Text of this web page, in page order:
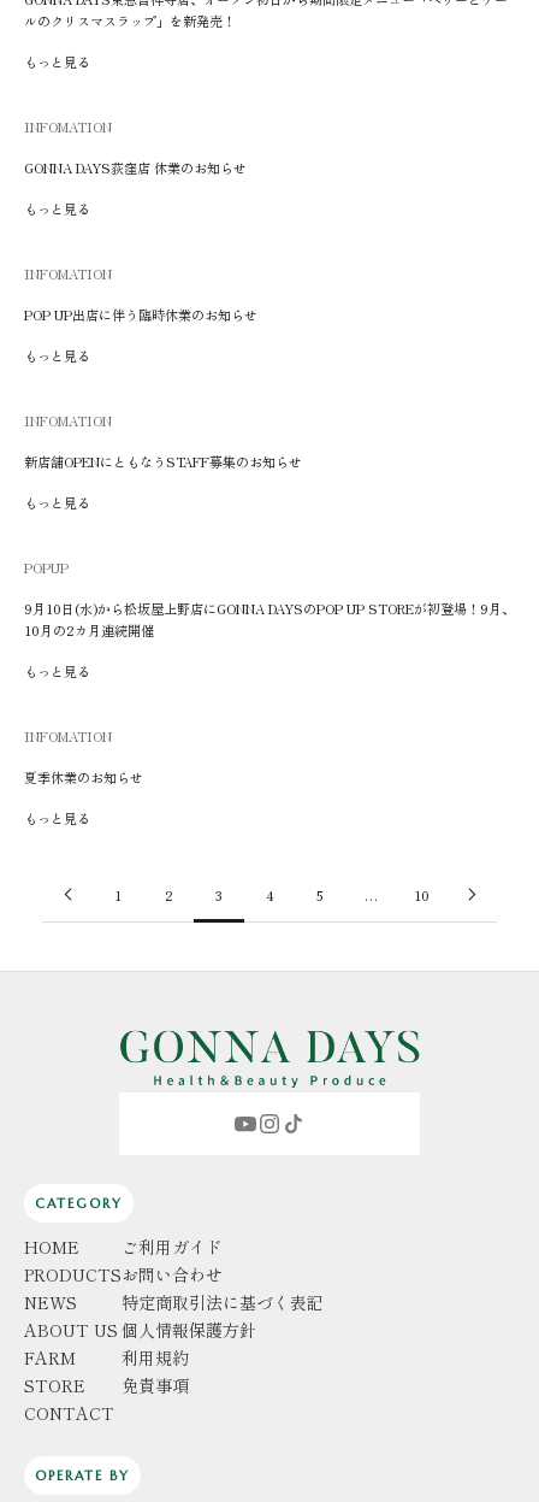
ルのクリスマスラップ」を新発売！
もっと見る
INFOMATION
GONNA DAYS荻窪店 休業のお知らせ
もっと見る
INFOMATION
POP UP出店に伴う臨時休業のお知らせ
もっと見る
INFOMATION
新店舗OPENにともなうSTAFF募集のお知らせ
もっと見る
POPUP
9月10日(水)から松坂屋上野店にGONNA DAYSのPOP UP STOREが初登場！9月、
10月の2カ月連続開催
もっと見る
INFOMATION
夏季休業のお知らせ
もっと見る
1 2 3 4 5 … 10
CATEGORY
HOME
PRODUCTS
NEWS
ABOUT US
FARM
STORE
CONTACT
ご利用ガイド
お問い合わせ
特定商取引法に基づく表記
個人情報保護方針
利用規約
免責事項
OPERATE BY